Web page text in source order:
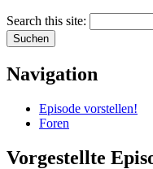
Search this site:
Navigation
Episode vorstellen!
Foren
Vorgestellte